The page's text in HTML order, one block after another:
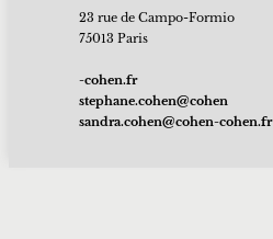
23 rue de Campo-Formio
75013 Paris
rf.nehoc-
nehoc@nehoc.enahpets
rf.nehoc-nehoc@nehoc.ardnas